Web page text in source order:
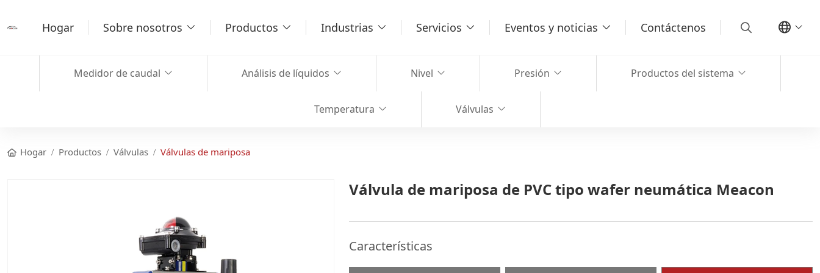
Hogar Sobre nosotros Productos Industrias Servicios Eventos y noticias Contáctenos
Medidor de caudal Análisis de líquidos Nivel Presión Productos del sistema
Temperatura Válvulas
Hogar Productos Válvulas Válvulas de mariposa
Válvula de mariposa de PVC tipo wafer neumática Meacon
Características